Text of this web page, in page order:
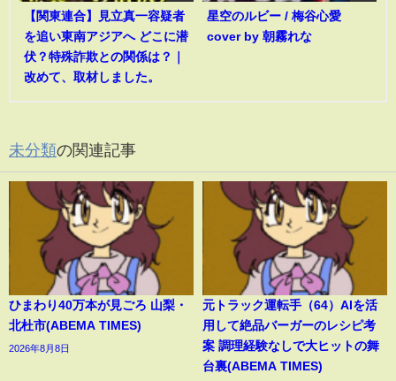
【関東連合】見立真一容疑者
を追い東南アジアへ どこに潜
伏？特殊詐欺との関係は？｜
改めて、取材しました。
星空のルビー / 梅谷心愛
cover by 朝霧れな
未分類の関連記事
ひまわり40万本が見ごろ 山梨・
北杜市(ABEMA TIMES)
2026年8月8日
元トラック運転手（64）AIを活
用して絶品バーガーのレシピ考
案 調理経験なしで大ヒットの舞
台裏(ABEMA TIMES)